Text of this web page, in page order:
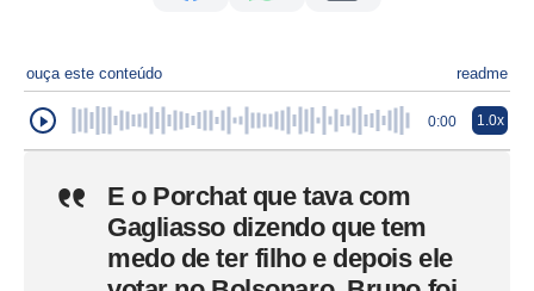
ouça este conteúdo readme
0:00 1.0x
E o Porchat que tava com
Gagliasso dizendo que tem
medo de ter filho e depois ele